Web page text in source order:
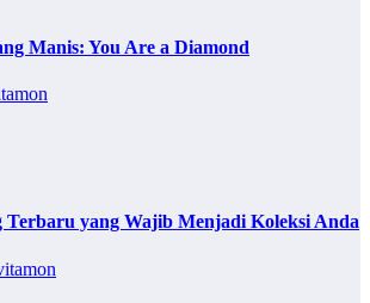
Manis: You Are a Diamond
Terbaru yang Wajib Menjadi Koleksi Anda